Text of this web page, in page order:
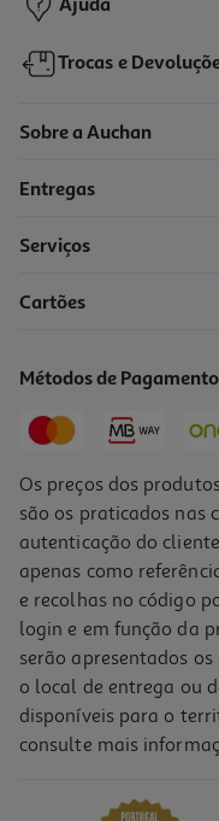
Comida Húmida Gato
Ajuda
Trocas e
Sobre a Auchan
Entregas
Serviços
Cartões
Métodos de Pagamento
Os preços dos
são os praticados nas
autenticação do
apenas como
e recolhas no código
login e em função da
serão apresentados
o local de entrega ou
disponíveis para o
consulte mais